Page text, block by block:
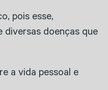
pois esse,
diversas doenças que
a vida pessoal e